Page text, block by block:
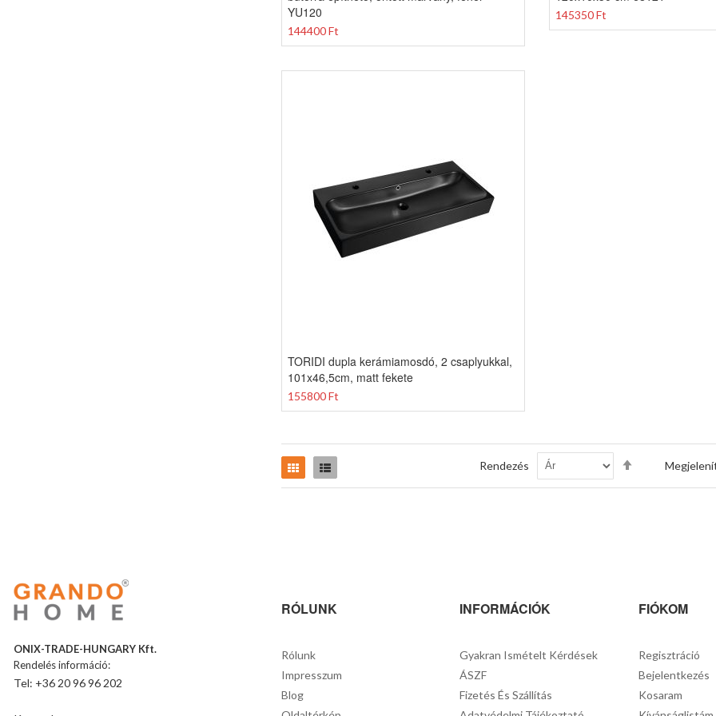
YU120
144400 Ft
145350 Ft
TORIDI dupla kerámiamosdó, 2 csaplyukkal,
101x46,5cm, matt fekete
155800 Ft
Rács Lista Rendezés
Csökkenő
sorrendbe
ONIX-TRADE-HUNGARY Kft.
Rendelés információ:
Tel: +36 20 96 96 202
RÓLUNK
Rólunk
Impresszum
Blog
INFORMÁCIÓK
Gyakran Ismételt Kérdések
ÁSZF
Fizetés És Szállítás
FIÓKOM
Regisztráció
Bejelentkezés
Kosaram